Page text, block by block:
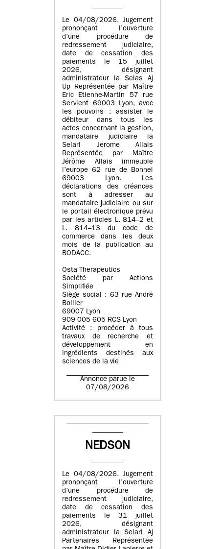
Le 04/08/2026. Jugement
prononçant l’ouverture
d’une procédure de
redressement judiciaire,
date de cessation des
paiements le 15 juillet
2026, désignant
administrateur la Selas Aj
Up Représentée par Maître
Eric Etienne-Martin 57 rue
Servient 69003 Lyon, avec
les pouvoirs : assister le
débiteur dans tous les
actes concernant la gestion,
mandataire judiciaire la
Selarl Jerome Allais
Représentée par Maître
Jérôme Allais immeuble
l’europe 62 rue de Bonnel
69003 Lyon. Les
déclarations des créances
sont à adresser au
mandataire judiciaire ou sur
le portail électronique prévu
par les articles L. 814–2 et
L. 814–13 du code de
commerce dans les deux
mois de la publication au
BODACC.
Osta Therapeutics
Société par Actions
Simplifiée
Siège social : 63 rue André
Bollier
69007 Lyon
909 005 605 RCS Lyon
Activité : procéder à tous
travaux de recherche et
développement en
ingrédients destinés aux
sciences de la vie
Annonce parue le
07/08/2026
NEDSON
Le 04/08/2026. Jugement
prononçant l’ouverture
d’une procédure de
redressement judiciaire,
date de cessation des
paiements le 31 juillet
2026, désignant
administrateur la Selarl Aj
Partenaires Représentée